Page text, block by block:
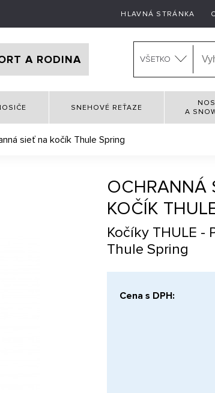
HLAVNÁ STRÁNKA
A RODINA VŠETKO
SNEHOVÉ REŤAZE
A
sieť na kočík Thule Spring
OCHRANNÁ
KOČÍK
Kočíky THULE -
Thule Spring
Cena s DPH: